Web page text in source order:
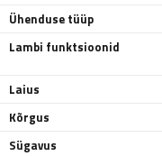
Ühenduse tüüp
Lambi funktsioonid
Laius
Kõrgus
Sügavus